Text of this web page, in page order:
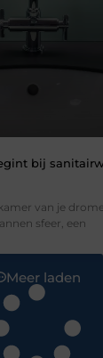
bij
van je
sfeer, een
Meer laden